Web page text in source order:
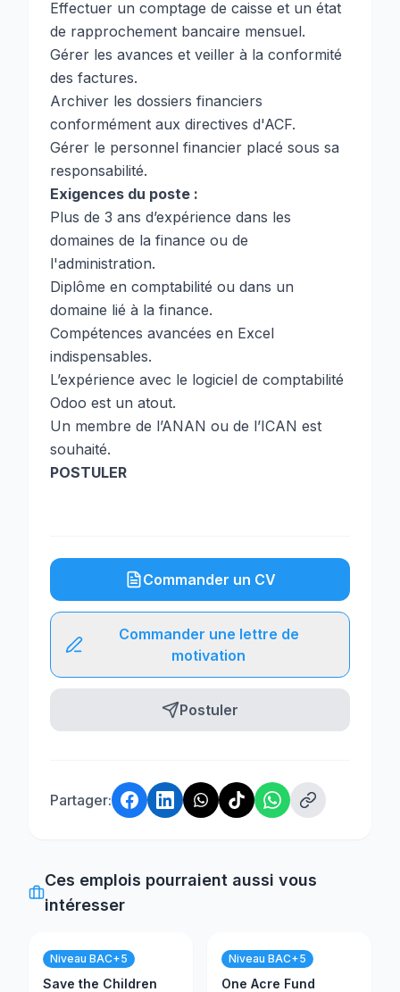
Effectuer un comptage de caisse et un état
de rapprochement bancaire mensuel.
Gérer les avances et veiller à la conformité
des factures.
Archiver les dossiers financiers
conformément aux directives d'ACF.
Gérer le personnel financier placé sous sa
responsabilité.
Exigences du poste :
Plus de 3 ans d’expérience dans les
domaines de la finance ou de
l'administration.
Diplôme en comptabilité ou dans un
domaine lié à la finance.
Compétences avancées en Excel
indispensables.
L’expérience avec le logiciel de comptabilité
Odoo est un atout.
Un membre de l’ANAN ou de l’ICAN est
souhaité.
POSTULER
Commander un CV
Commander une lettre de
motivation
Postuler
Partager:
Ces emplois pourraient aussi vous
intéresser
Niveau BAC+5
Save the Children
Niveau BAC+5
One Acre Fund